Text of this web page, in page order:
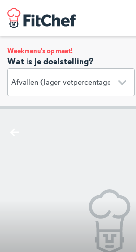
Weekmenu's op maat!
Wat is je doelstelling?